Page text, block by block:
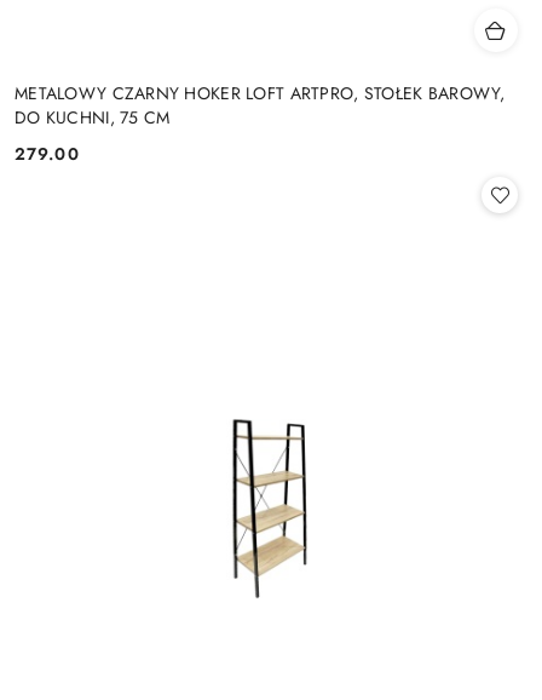
METALOWY CZARNY HOKER LOFT ARTPRO, STOŁEK BAROWY,
DO KUCHNI, 75 CM
Cena:
279.00